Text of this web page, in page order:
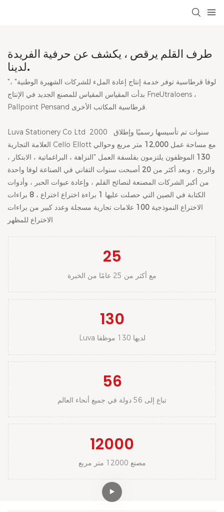
طرف القلم يرقص ، يكشف عن حرفية الفريدة
لدينا.
"لوفا قرطاسية توفر خدمة إنتاج إعادة الملء للشركات الشهيرة الوطنية" ،
بدأت المقياس المقياس للمصنع الجديد في الإنتاج FneUtraloens ،
Pallpoint Pensand قرطاسية المكاتب الأخرى.
Luva Stationery Co Ltd 2000 سنوات تم تأسيسها رسميًا وإطلاق
العلامة التجارية Cello Ellott مع مساحة عمل 12,000 متر مربع وحوالي
130 الموظفون يلتزمون بفلسفة العمل "النزاهة ، البراغماتية ، الابتكار ،
والربح ، وبعد أكثر من 20 أصبحت سنوات التفاني في الصناعة لوفا واحدة
من أكبر الشركات المصنعة لنصائح القلم ، وإعادة عبوات الحبر ، وأدوات
الكتابة في الصين التي حصلت عليها 1 براءة اختراع اختراع ، 8 براءات
الاختراع النموذجية 100 علامات تجارية مسجلة وعدد كبير من براءات
الاختراع للمظهر
25
مع أكثر من 25 عامًا من الخبرة
130
Luva لديها 130 موظفا
56
تباع إلى 56 دولة في جميع أنحاء العالم
12000
مصنع 12000 متر مربع